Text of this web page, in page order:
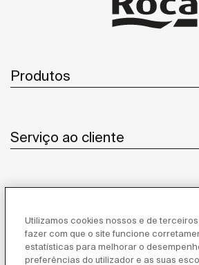
Produtos
Serviço ao cliente
Inspiração
Utilizamos cookies nossos e de
fazer com que o site funcione
estatísticas para melhorar o
preferências do utilizador e as suas